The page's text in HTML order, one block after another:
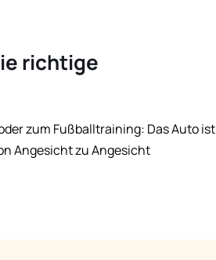
richtige
zum Fußballtraining: Das Auto ist
Angesicht zu Angesicht